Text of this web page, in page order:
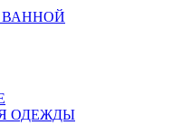
ВАННОЙ
ОДЕЖДЫ